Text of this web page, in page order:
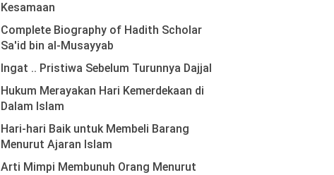
Kesamaan
Complete Biography of Hadith Scholar
Sa'id bin al-Musayyab
Ingat .. Pristiwa Sebelum Turunnya Dajjal
Hukum Merayakan Hari Kemerdekaan di
Dalam Islam
Hari-hari Baik untuk Membeli Barang
Menurut Ajaran Islam
Arti Mimpi Membunuh Orang Menurut